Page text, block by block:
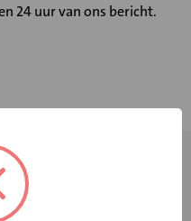
24 uur van ons bericht.